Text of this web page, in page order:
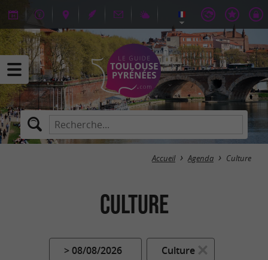
Accueil Agenda Culture
Culture
> 08/08/2026 Culture